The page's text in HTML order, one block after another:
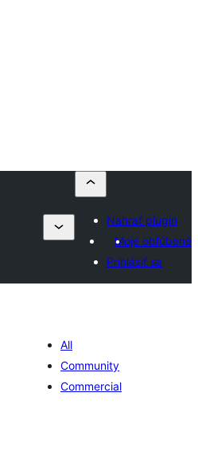
Nahrať plugin
Moje obľúbené
Prihlásiť sa
All
Community
Commercial